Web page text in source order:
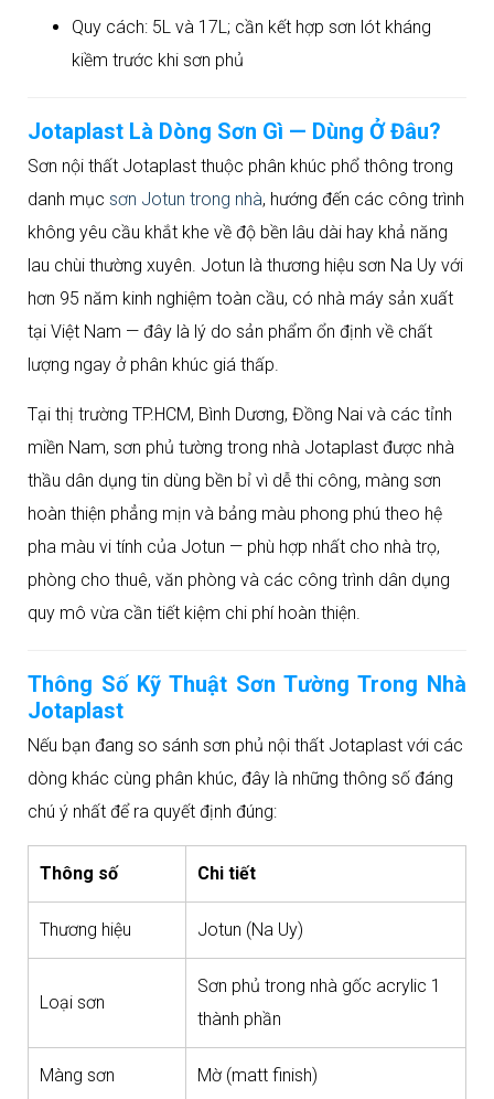
Quy cách: 5L và 17L; cần kết hợp sơn lót kháng
kiềm trước khi sơn phủ
Jotaplast Là Dòng Sơn Gì — Dùng Ở Đâu?
Sơn nội thất Jotaplast thuộc phân khúc phổ thông trong
danh mục sơn Jotun trong nhà, hướng đến các công trình
không yêu cầu khắt khe về độ bền lâu dài hay khả năng
lau chùi thường xuyên. Jotun là thương hiệu sơn Na Uy với
hơn 95 năm kinh nghiệm toàn cầu, có nhà máy sản xuất
tại Việt Nam — đây là lý do sản phẩm ổn định về chất
lượng ngay ở phân khúc giá thấp.
Tại thị trường TP.HCM, Bình Dương, Đồng Nai và các tỉnh
miền Nam, sơn phủ tường trong nhà Jotaplast được nhà
thầu dân dụng tin dùng bền bỉ vì dễ thi công, màng sơn
hoàn thiện phẳng mịn và bảng màu phong phú theo hệ
pha màu vi tính của Jotun — phù hợp nhất cho nhà trọ,
phòng cho thuê, văn phòng và các công trình dân dụng
quy mô vừa cần tiết kiệm chi phí hoàn thiện.
Thông Số Kỹ Thuật Sơn Tường Trong Nhà
Jotaplast
Nếu bạn đang so sánh sơn phủ nội thất Jotaplast với các
dòng khác cùng phân khúc, đây là những thông số đáng
chú ý nhất để ra quyết định đúng:
Thông số Chi tiết
Thương hiệu Jotun (Na Uy)
Loại sơn
Sơn phủ trong nhà gốc acrylic 1
thành phần
Màng sơn Mờ (matt finish)